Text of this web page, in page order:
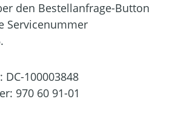
den Bestellanfrage-Button
Servicenummer
DC-100003848
970 60 91-01